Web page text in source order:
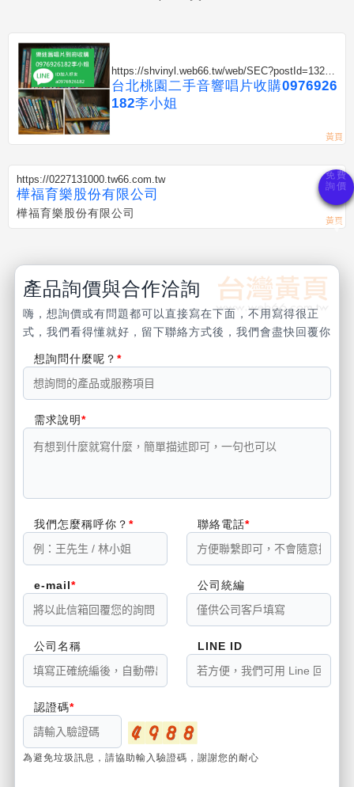
https://shvinyl.web66.tw/web/SEC?postId=13239
79
台北桃園二手音響唱片收購0976926
182李小姐
https://0227131000.tw66.com.tw
樺福育樂股份有限公司
樺福育樂股份有限公司
產品詢價與合作洽詢
嗨，想詢價或有問題都可以直接寫在下面，不用寫得很正
式，我們看得懂就好，留下聯絡方式後，我們會盡快回覆你
想詢問什麼呢？
需求說明
我們怎麼稱呼你？ 聯絡電話
e-mail 公司統編
公司名稱 LINE ID
認證碼
為避免垃圾訊息，請協助輸入驗證碼，謝謝您的耐心